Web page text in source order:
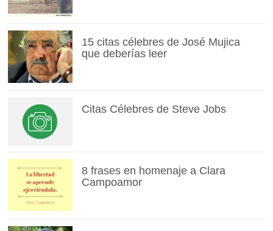
15 citas célebres de José Mujica
que deberías leer
Citas Célebres de Steve Jobs
8 frases en homenaje a Clara
Campoamor